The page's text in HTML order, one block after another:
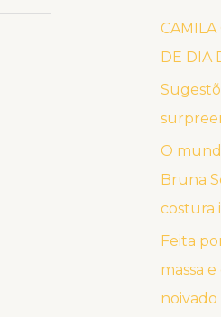
DE DIA
O
Bruna
costura
Feita
massa
noivado